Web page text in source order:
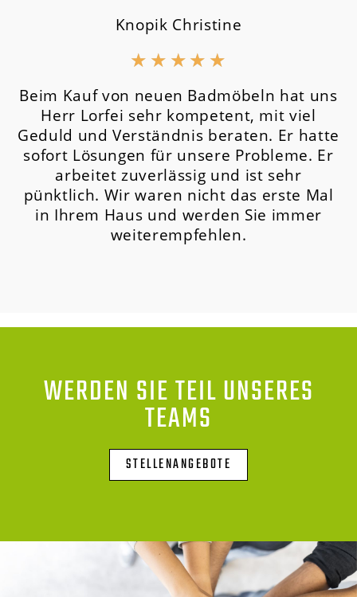
Knopik Christine
★ ★ ★ ★ ★
Beim Kauf von neuen Badmöbeln hat uns
Herr Lorfei sehr kompetent, mit viel
Geduld und Verständnis beraten. Er hatte
sofort Lösungen für unsere Probleme. Er
arbeitet zuverlässig und ist sehr
pünktlich. Wir waren nicht das erste Mal
in Ihrem Haus und werden Sie immer
weiterempfehlen.
WERDEN SIE TEIL UNSERES
TEAMS
STELLENANGEBOTE